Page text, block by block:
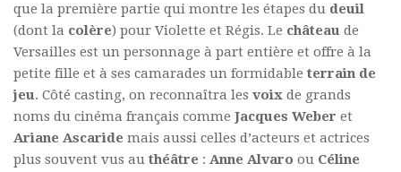
que la première partie qui montre les étapes du deuil
(dont la colère) pour Violette et Régis. Le château de
Versailles est un personnage à part entière et offre à la
petite fille et à ses camarades un formidable terrain de
jeu. Côté casting, on reconnaîtra les voix de grands
noms du cinéma français comme Jacques Weber et
Ariane Ascaride mais aussi celles d’acteurs et actrices
plus souvent vus au théâtre : Anne Alvaro ou Céline